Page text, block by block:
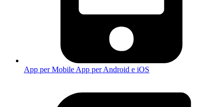
App per Mobile App per Android e iOS